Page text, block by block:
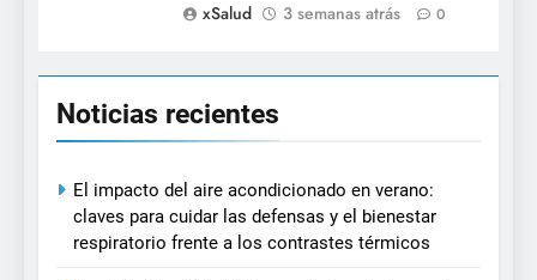
xSalud
3 semanas atrás 0
Noticias recientes
El impacto del aire acondicionado en verano:
claves para cuidar las defensas y el bienestar
respiratorio frente a los contrastes térmicos